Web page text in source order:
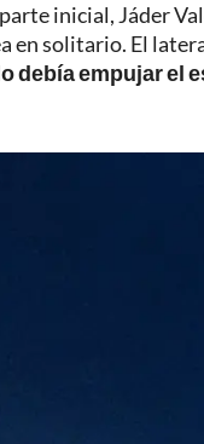
inicial, Jáder
en solitario. El
debía empujar el